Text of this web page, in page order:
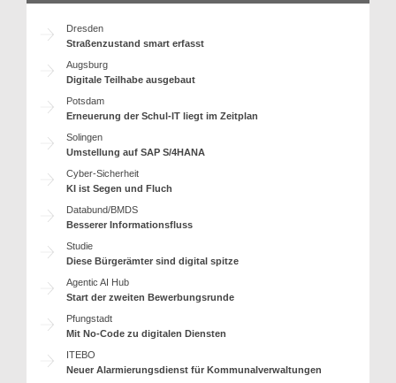
Dresden
Straßenzustand smart erfasst
Augsburg
Digitale Teilhabe ausgebaut
Potsdam
Erneuerung der Schul-IT liegt im Zeitplan
Solingen
Umstellung auf SAP S/4HANA
Cyber-Sicherheit
KI ist Segen und Fluch
Databund/BMDS
Besserer Informationsfluss
Studie
Diese Bürgerämter sind digital spitze
Agentic AI Hub
Start der zweiten Bewerbungsrunde
Pfungstadt
Mit No-Code zu digitalen Diensten
ITEBO
Neuer Alarmierungsdienst für Kommunalverwaltungen